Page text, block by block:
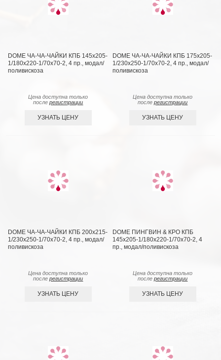
DOME ЧА-ЧА-ЧАЙКИ КПБ 145х205-
1/180х220-1/70х70-2, 4 пр., модал/
поливискоза
Цена доступна только
послерегистрации
УЗНАТЬ ЦЕНУ
DOME ЧА-ЧА-ЧАЙКИ КПБ 175х205-
1/230х250-1/70х70-2, 4 пр., модал/
поливискоза
Цена доступна только
послерегистрации
УЗНАТЬ ЦЕНУ
DOME ЧА-ЧА-ЧАЙКИ КПБ 200х215-
1/230х250-1/70х70-2, 4 пр., модал/
поливискоза
Цена доступна только
послерегистрации
УЗНАТЬ ЦЕНУ
DOME ПИНГВИН & КРО КПБ
145х205-1/180х220-1/70х70-2, 4
пр., модал/поливискоза
Цена доступна только
послерегистрации
УЗНАТЬ ЦЕНУ